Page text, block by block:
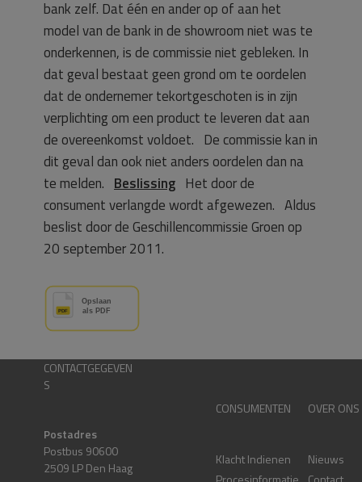
bank zelf. Dat één en ander op of aan het
model van de bank in de showroom niet was te
onderkennen, is de commissie niet gebleken. In
dat geval bestaat geen grond om te oordelen
dat de ondernemer tekortgeschoten is in zijn
verplichting om een product te leveren dat aan
de overeenkomst voldoet. De commissie kan in
dit geval dan ook niet anders oordelen dan na
te melden. Beslissing Het door de
consument verlangde wordt afgewezen. Aldus
beslist door de Geschillencommissie Groen op
20 september 2011.
CONTACTGEGEVEN
S
Postadres
Postbus 90600
2509 LP Den Haag
CONSUMENTEN
Klacht Indienen
OVER ONS
Nieuws